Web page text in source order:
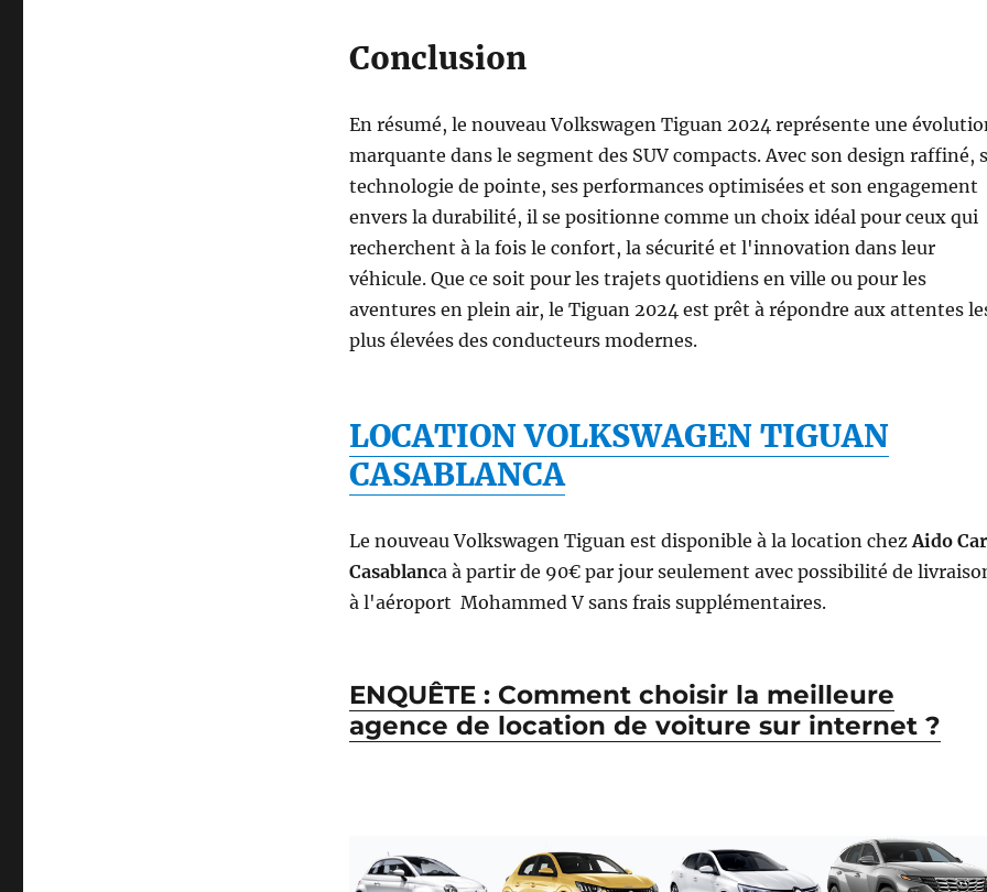
Conclusion
En résumé, le nouveau Volkswagen Tiguan 2024 représente une
marquante dans le segment des SUV compacts. Avec son design raffiné,
technologie de pointe, ses performances optimisées et son engagement
envers la durabilité, il se positionne comme un choix idéal pour ceux qui
recherchent à la fois le confort, la sécurité et l'innovation dans leur
véhicule. Que ce soit pour les trajets quotidiens en ville ou pour les
aventures en plein air, le Tiguan 2024 est prêt à répondre aux attentes
plus élevées des conducteurs modernes.
LOCATION VOLKSWAGEN TIGUAN
CASABLANCA
Le nouveau Volkswagen Tiguan est disponible à la location chezAido Car
Casablanca à partir de 90€ par jour seulement avec possibilité de
à l'aéroport Mohammed V sans frais supplémentaires.
ENQUÊTE : Comment choisir la meilleure
agence de location de voiture sur internet ?